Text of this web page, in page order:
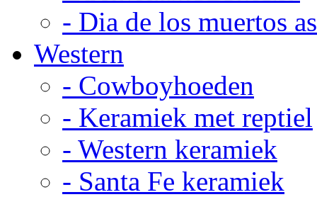
- Dia de los muertos
Western
- Cowboyhoeden
- Keramiek met reptiel
- Western keramiek
- Santa Fe keramiek